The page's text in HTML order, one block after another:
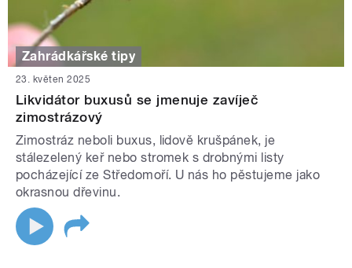
Zahrádkářské tipy
23. květen 2025
Likvidátor buxusů se jmenuje zavíječ
zimostrázový
Zimostráz neboli buxus, lidově krušpánek, je
stálezelený keř nebo stromek s drobnými listy
pocházející ze Středomoří. U nás ho pěstujeme jako
okrasnou dřevinu.